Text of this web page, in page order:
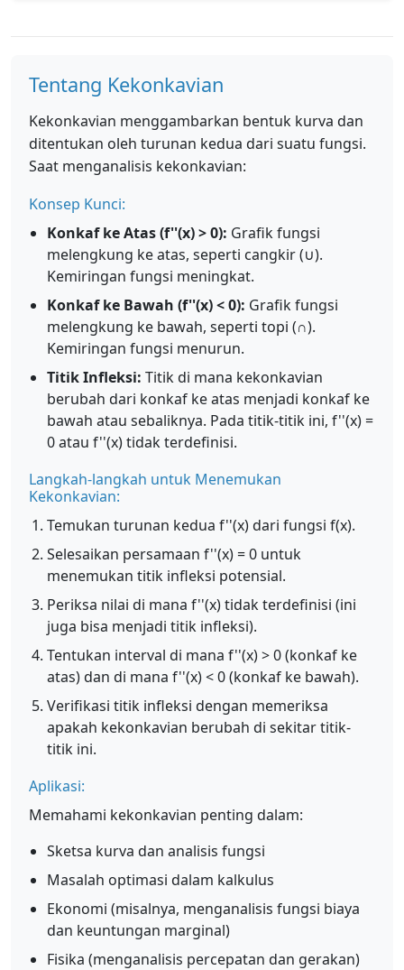
Tentang Kekonkavian
Kekonkavian menggambarkan bentuk kurva dan
ditentukan oleh turunan kedua dari suatu fungsi.
Saat menganalisis kekonkavian:
Konsep Kunci:
Konkaf ke Atas (f''(x) > 0): Grafik fungsi
melengkung ke atas, seperti cangkir (∪).
Kemiringan fungsi meningkat.
Konkaf ke Bawah (f''(x) < 0): Grafik fungsi
melengkung ke bawah, seperti topi (∩).
Kemiringan fungsi menurun.
Titik Infleksi: Titik di mana kekonkavian
berubah dari konkaf ke atas menjadi konkaf ke
bawah atau sebaliknya. Pada titik-titik ini, f''(x) =
0 atau f''(x) tidak terdefinisi.
Langkah-langkah untuk Menemukan
Kekonkavian:
Temukan turunan kedua f''(x) dari fungsi f(x).
Selesaikan persamaan f''(x) = 0 untuk
menemukan titik infleksi potensial.
Periksa nilai di mana f''(x) tidak terdefinisi (ini
juga bisa menjadi titik infleksi).
Tentukan interval di mana f''(x) > 0 (konkaf ke
atas) dan di mana f''(x) < 0 (konkaf ke bawah).
Verifikasi titik infleksi dengan memeriksa
apakah kekonkavian berubah di sekitar titik-
titik ini.
Aplikasi:
Memahami kekonkavian penting dalam:
Sketsa kurva dan analisis fungsi
Masalah optimasi dalam kalkulus
Ekonomi (misalnya, menganalisis fungsi biaya
dan keuntungan marginal)
Fisika (menganalisis percepatan dan gerakan)